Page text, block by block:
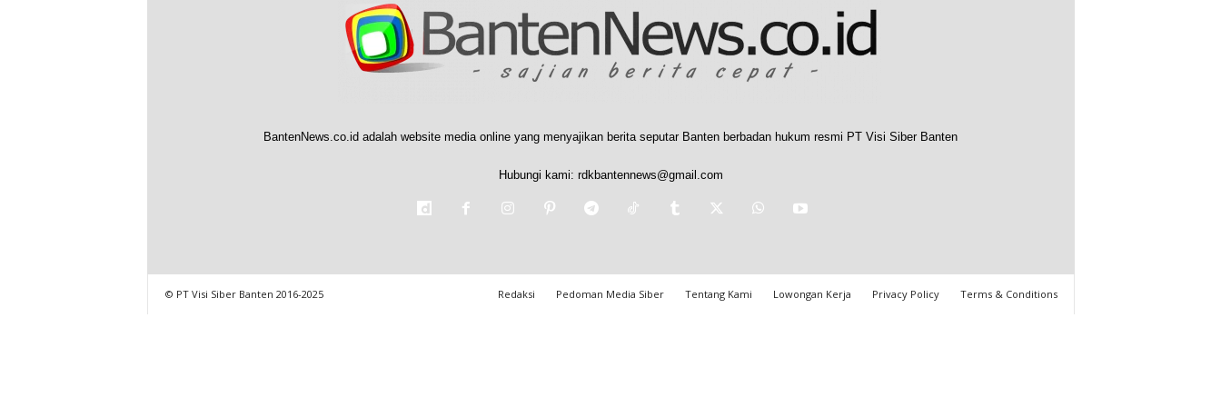
BantenNews.co.id adalah website media online yang menyajikan berita seputar Banten berbadan hukum resmi PT Visi Siber Banten
Hubungi kami: rdkbantennews@gmail.com
Redaksi Pedoman Media Siber Tentang Kami Lowongan Kerja Privacy Policy Terms & Conditions
© PT Visi Siber Banten 2016-2025